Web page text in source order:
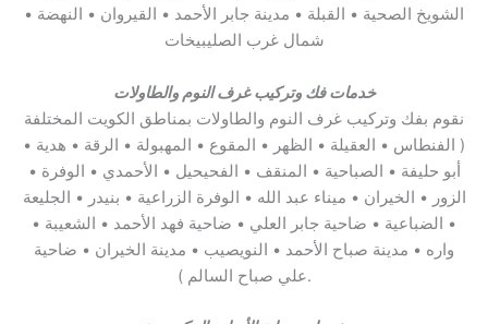
الشويخ الصحية • القبلة • مدينة جابر الأحمد • القيروان • النهضة •
شمال غرب الصليبيخات
خدمات فك وتركيب غرف النوم والطاولات
نقوم بفك وتركيب غرف النوم والطاولات بمناطق الكويت المختلفة
( الفنطاس • العقيلة • الظهر • المقوع • المهبولة • الرقة • هدية •
أبو حليفة • الصباحية • المنقف • الفحيحيل • الأحمدي • الوفرة •
الزور • الخيران • ميناء عبد الله • الوفرة الزراعية • بنيدر • الجليعة
• الضباعية • ضاحية جابر العلي • ضاحية فهد الأحمد • الشعيبة •
واره • مدينة صباح الأحمد • النويصيب • مدينة الخيران • ضاحية
علي صباح السالم ).